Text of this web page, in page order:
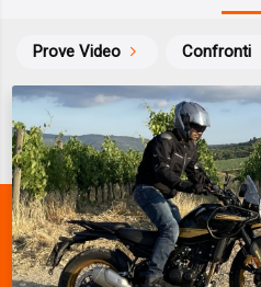
Prove Video Confronti